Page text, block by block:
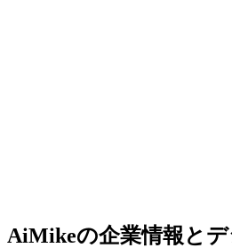
AiMikeの企業情報と